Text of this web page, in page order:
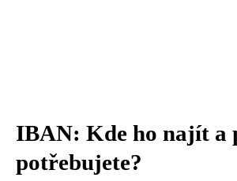
IBAN: Kde ho najít a
potřebujete?